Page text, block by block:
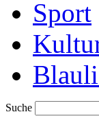
Sport
Suche